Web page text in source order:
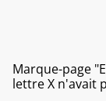
Marque-page
lettre X n'avait